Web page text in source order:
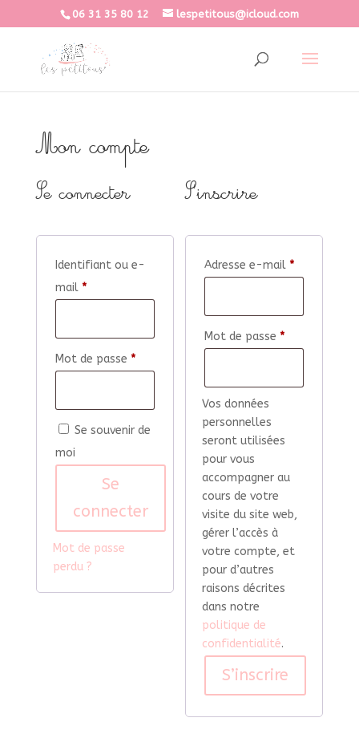
06 31 35 80 12 lespetitous@icloud.com
Mon compte
Se connecter
Identifiant ou e-
mail *Obligatoire
Mot de passe *Obligatoire
Se souvenir de
moi
Se
connecter
Mot de passe
perdu ?
S’inscrire
Adresse e-mail *Obligatoire
Mot de passe *Obligatoire
Vos données
personnelles
seront utilisées
pour vous
accompagner au
cours de votre
visite du site web,
gérer l’accès à
votre compte, et
pour d’autres
raisons décrites
dans notre
politique de
confidentialité.
S’inscrire